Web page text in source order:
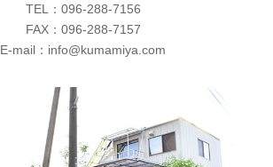
TEL：096-288-7156
FAX：096-288-7157
E-mail：info@kumamiya.com